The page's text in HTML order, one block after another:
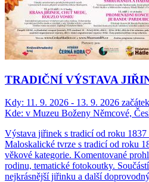
TRADIČNÍ VÝSTAVA
Kdy: 11. 9. 2026 - 13. 9. 2026
Kde: v Muzeu Boženy Němcové,
Výstava jiřinek s tradicí od roku 1837
Maloskalické tvrze s tradicí od roku
věkové kategorie. Komentované
rodinu, tematické fotokoutky.
nejkrásnější jiřinku a další